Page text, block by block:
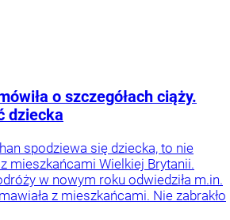
o szczegółach ciąży.
dziecka
spodziewa się dziecka, to nie
mieszkańcami Wielkiej Brytanii.
w nowym roku odwiedziła m.in.
z mieszkańcami. Nie zabrakło